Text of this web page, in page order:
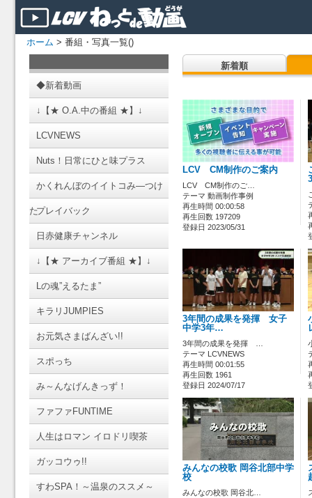
ホーム > 番組・写真一覧()
◆新着動画
↓【★ O.A.中の番組 ★】↓
LCVNEWS
Nuts！日常にひと味プラス
かくれんぼのイイトコみ―つけ
たプレイバック
日赤健康チャンネル
↓【★ アーカイブ番組 ★】↓
Lの魂”えるたま”
キラリJUMPIES
お元気さまばんざい!!
スポっち
み～んなげんきっず！
ファファFUNTIME
人生はロマン イロドリ喫茶
ガッコウゥ!!
すわSPA！～温泉のススメ～
新着順
LCV CM制作のご案内
LCV CM制作のご…
テーマ 動画制作事例
再生時間 00:00:58
再生回数 197209
登録日 2023/05/31
3年間の成果を発揮 女子
中学3年…
3年間の成果を発揮 …
テーマ LCVNEWS
再生時間 00:01:55
再生回数 1961
登録日 2024/07/17
みんなの校歌 岡谷北部中学
校
みんなの校歌 岡谷北…